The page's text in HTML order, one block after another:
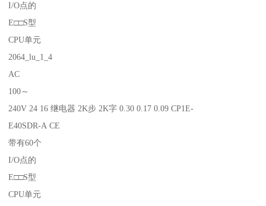
I/O点的
E□□S型
CPU单元
2064_lu_1_4
AC
100～
240V 24 16 继电器 2K步 2K字 0.30 0.17 0.09 CP1E-
E40SDR-A CE
带有60个
I/O点的
E□□S型
CPU单元